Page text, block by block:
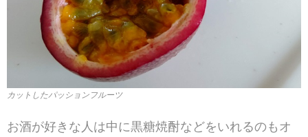
カットしたパッションフルーツ
お酒が好きな人は中に黒糖焼酎などをいれるのもオ